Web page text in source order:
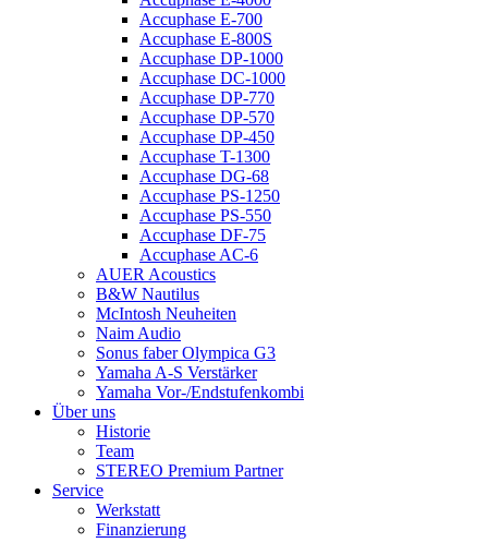
Accuphase E-700
Accuphase E-800S
Accuphase DP-1000
Accuphase DC-1000
Accuphase DP-770
Accuphase DP-570
Accuphase DP-450
Accuphase T-1300
Accuphase DG-68
Accuphase PS-1250
Accuphase PS-550
Accuphase DF-75
Accuphase AC-6
AUER Acoustics
B&W Nautilus
McIntosh Neuheiten
Naim Audio
Sonus faber Olympica G3
Yamaha A-S Verstärker
Yamaha Vor-/Endstufenkombi
Über uns
Historie
Team
STEREO Premium Partner
Service
Werkstatt
Finanzierung